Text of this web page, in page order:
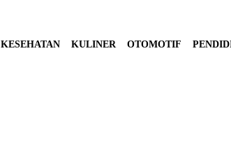
KESEHATAN KULINER OTOMOTIF